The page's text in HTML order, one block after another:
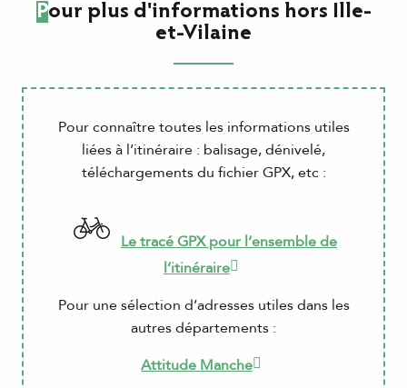
Pour plus d'informations hors Ille-
et-Vilaine
Pour connaître toutes les informations utiles
liées à l’itinéraire : balisage, dénivelé,
téléchargements du fichier GPX, etc :
Le tracé GPX pour l’ensemble de
l’itinéraire
Pour une sélection d’adresses utiles dans les
autres départements :
Attitude Manche